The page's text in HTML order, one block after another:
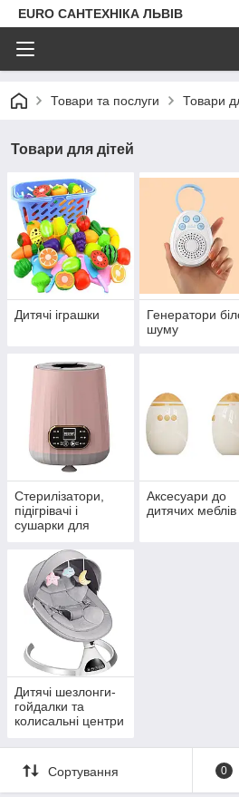
EURO САНТЕХНІКА ЛЬВІВ
Товари та послуги Товари
Товари для дітей
Дитячі іграшки
Генератори
шуму
Стерилізатори,
підігрівачі і
сушарки для
Аксесуари до
дитячих меблів
Дитячі шезлонги-
гойдалки та
колисальні центри
Сортування 0